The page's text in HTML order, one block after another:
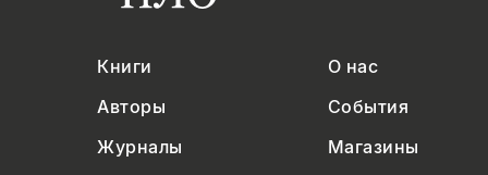
Книги
О нас
Авторы
События
Журналы
Магазины